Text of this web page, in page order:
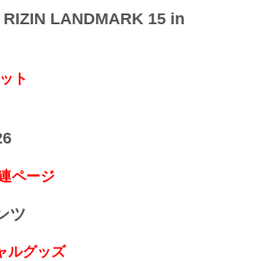
RIZIN LANDMARK 15 in
ト
ページ
ツ
ルグッズ